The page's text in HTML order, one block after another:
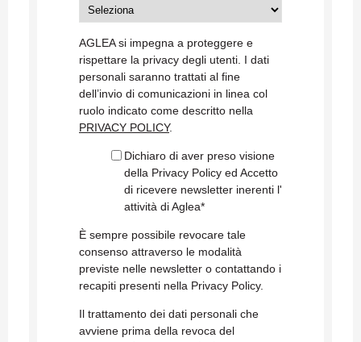
AGLEA si impegna a proteggere e
rispettare la privacy degli utenti. I dati
personali saranno trattati al fine
dell’invio di comunicazioni in linea col
ruolo indicato come descritto nella
PRIVACY POLICY.
Dichiaro di aver preso visione
della Privacy Policy ed Accetto
di ricevere newsletter inerenti l'
attività di Aglea*
È sempre possibile revocare tale
consenso attraverso le modalità
previste nelle newsletter o contattando i
recapiti presenti nella Privacy Policy.
Il trattamento dei dati personali che
avviene prima della revoca del